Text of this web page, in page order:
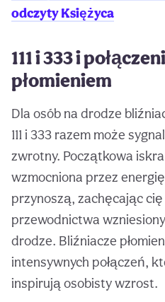
odczyty Księżyca
111 i 333 i
płomieniem
Dla osób na drodze
111 i 333 razem może
zwrotny. Początkowa
wzmocniona przez
przynoszą, zachęcając
przewodnictwa
drodze. Bliźniacze
intensywnych połączeń,
inspirują osobisty wzrost.